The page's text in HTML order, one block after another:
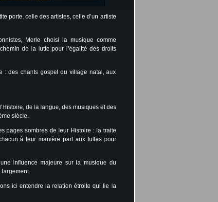
porte, celle des artistes, celle d’un artiste
Merle choisi la musique comme
de la lutte pour l’égalité des droits
: des chants gospel du village natal, aux
de la langue, des musiques et des
siècle.
pages sombres de leur Histoire : la traite
à leur manière part aux luttes pour
influence majeure sur la musique du
ici entendre la relation étroite qui lie la